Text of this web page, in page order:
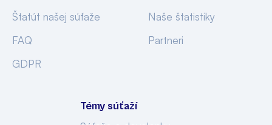
Štatút našej súťaže
FAQ
GDPR
Naše štatistiky
Partneri
Témy súťaží